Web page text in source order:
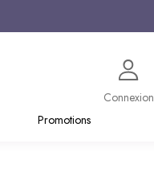
Connexion
Promotions